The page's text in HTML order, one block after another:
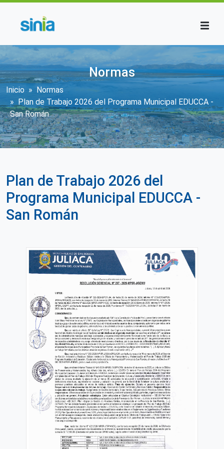
Normas
Sobrescribir enlaces de ayuda a la
Inicio
Normas
Plan de Trabajo 2026 del Programa Municipal EDUCCA -
San Román
Plan de Trabajo 2026 del
Programa Municipal EDUCCA -
San Román